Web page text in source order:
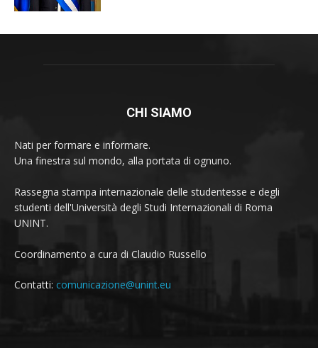
CHI SIAMO
Nati per formare e informare.
Una finestra sul mondo, alla portata di ognuno.
Rassegna stampa internazionale delle studentesse e degli
studenti dell'Università degli Studi Internazionali di Roma
UNINT.
Coordinamento a cura di Claudio Russello
Contatti: comunicazione@unint.eu